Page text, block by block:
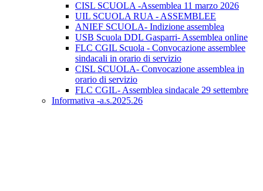
CISL SCUOLA -Assemblea 11 marzo 2026
UIL SCUOLA RUA - ASSEMBLEE
ANIEF SCUOLA- Indizione assemblea
USB Scuola DDL Gasparri- Assemblea online
FLC CGIL Scuola - Convocazione assemblee
sindacali in orario di servizio
CISL SCUOLA- Convocazione assemblea in
orario di servizio
FLC CGIL- Assemblea sindacale 29 settembre
Informativa -a.s.2025.26